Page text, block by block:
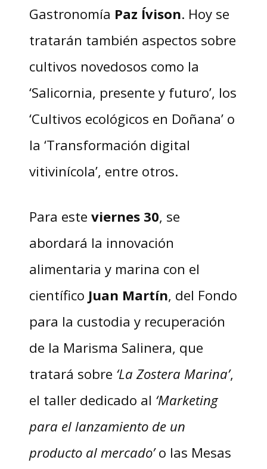
Gastronomía Paz Ívison. Hoy se
tratarán también aspectos sobre
cultivos novedosos como la
‘Salicornia, presente y futuro’, los
‘Cultivos ecológicos en Doñana’ o
la ‘Transformación digital
vitivinícola’, entre otros.
Para este viernes 30, se
abordará la innovación
alimentaria y marina con el
científico Juan Martín, del Fondo
para la custodia y recuperación
de la Marisma Salinera, que
tratará sobre ‘La Zostera Marina’,
el taller dedicado al ‘Marketing
para el lanzamiento de un
producto al mercado’o las Mesas